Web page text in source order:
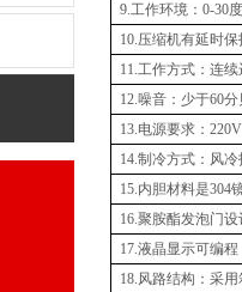
9.工作环境： 0-30
10.压缩机有延时
11.工作方式：连
12.噪音：少于60分
13.电源要求：
14.制冷方式：风
15.内胆材料是304
16.聚胺酯发泡门
17.液晶显示可编
18.风路结构：采用